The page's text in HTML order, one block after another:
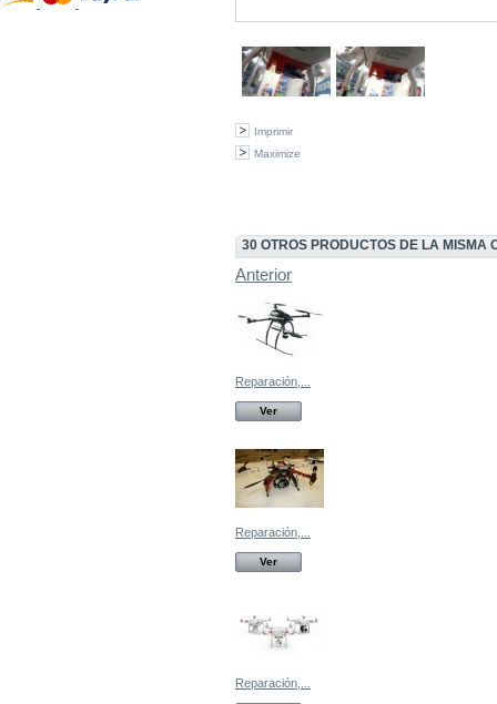
Imprimir
Maximize
30 OTROS PRODUCTOS DE LA MISMA
Anterior
Reparación,...
Ver
Reparación,...
Ver
Reparación,...